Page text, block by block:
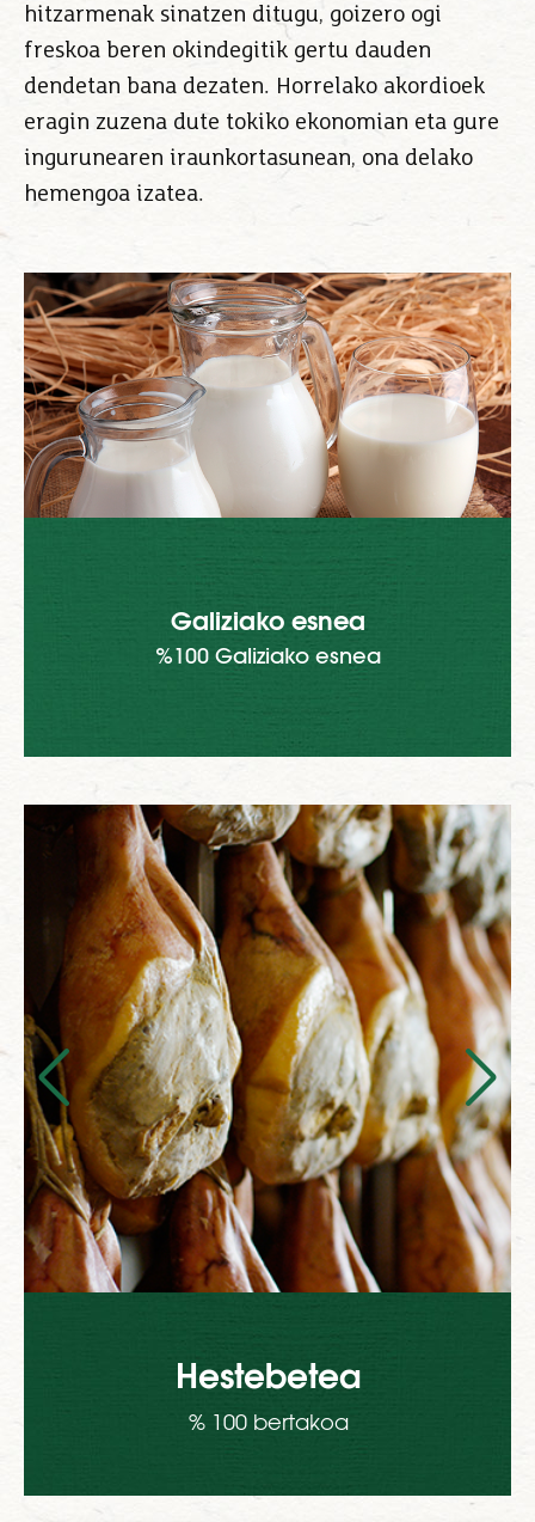
hitzarmenak sinatzen ditugu, goizero ogi
freskoa beren okindegitik gertu dauden
dendetan bana dezaten. Horrelako akordioek
eragin zuzena dute tokiko ekonomian eta gure
ingurunearen iraunkortasunean, ona delako
hemengoa izatea.
Galiziako esnea
%100 Galiziako esnea
Hestebetea
% 100 bertakoa